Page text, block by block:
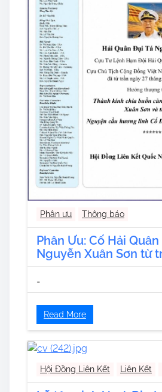
Phân ưu Thông báo
Phân Ưu: Cố Hải Quân
Nguyễn Xuân Sơn từ
…
Read More
Hội Đồng Liên Kết Liên Kết